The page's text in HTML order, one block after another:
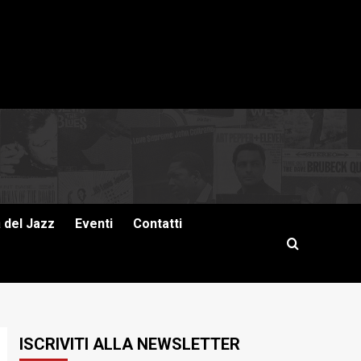
del Jazz Eventi Contatti
ISCRIVITI ALLA NEWSLETTER